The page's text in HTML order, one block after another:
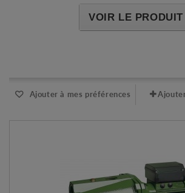
VOIR LE PRODUIT
Ajouter à mes préférences